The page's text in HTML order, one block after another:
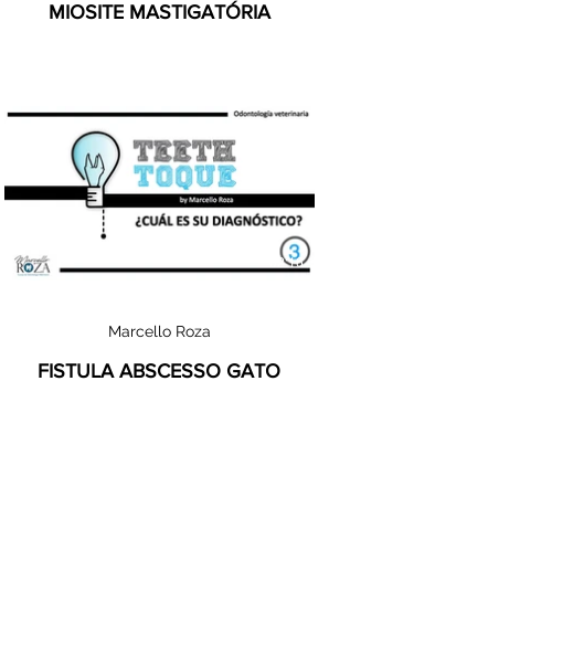
MIOSITE MASTIGATÓRIA
02:16
Marcello Roza
FISTULA ABSCESSO GATO